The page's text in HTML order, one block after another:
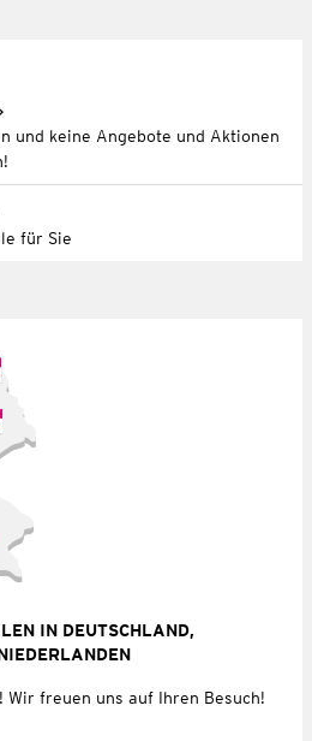
und keine Angebote und Aktionen
für Sie
IN DEUTSCHLAND,
Wir freuen uns auf Ihren Besuch!